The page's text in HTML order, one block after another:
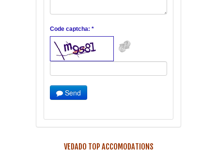
Code captcha: *
Send
VEDADO TOP ACCOMODATIONS